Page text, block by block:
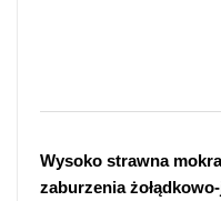
Wysoko strawna
zaburzenia